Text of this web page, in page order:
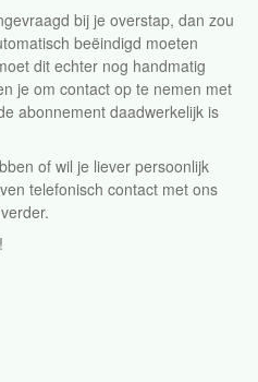
bij je overstap, dan zou
beëindigd moeten
dit echter nog handmatig
je om contact op te nemen met
abonnement daadwerkelijk is
of wil je liever persoonlijk
telefonisch contact met ons